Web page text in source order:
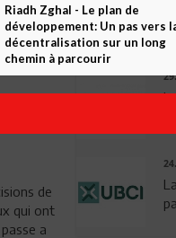
de
de
qui ont
a
...
Riadh Zghal - Le plan de
développement: Un pas vers
décentralisation sur un long
chemin à parcourir